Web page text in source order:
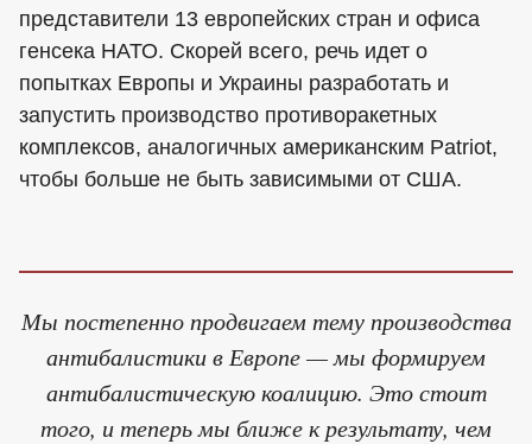
представители 13 европейских стран и офиса
генсека НАТО. Скорей всего, речь идет о
попытках Европы и Украины разработать и
запустить производство противоракетных
комплексов, аналогичных американским Patriot,
чтобы больше не быть зависимыми от США.
Мы постепенно продвигаем тему производства
антибалистики в Европе — мы формируем
антибалистическую коалицию. Это стоит
того, и теперь мы ближе к результату, чем